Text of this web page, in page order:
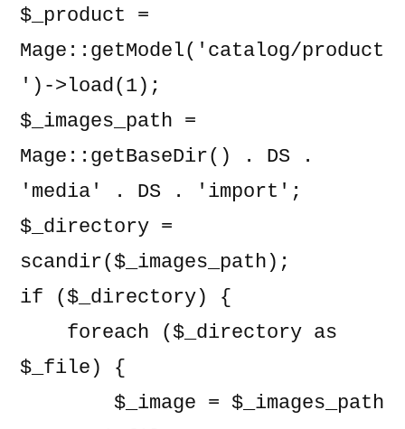
$_product =
Mage::getModel('catalog/product
')->load(1);
$_images_path =
Mage::getBaseDir() . DS .
'media' . DS . 'import';
$_directory =
scandir($_images_path);
if ($_directory) {
$_file) {